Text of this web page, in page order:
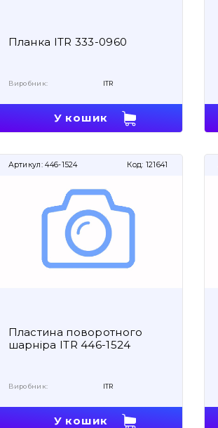
Планка ITR 333-0960
Виробник: ITR
У кошик
Артикул: 446-1524 Код: 121641
Пластина поворотного
шарніра ITR 446-1524
Виробник: ITR
У кошик